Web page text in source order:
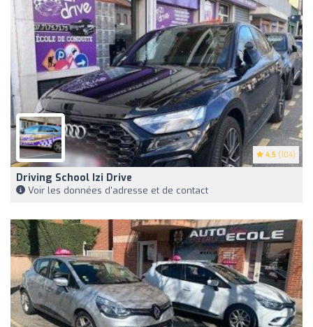
4.5 (104)
Driving School Izi Drive
Voir les données d'adresse et de contact